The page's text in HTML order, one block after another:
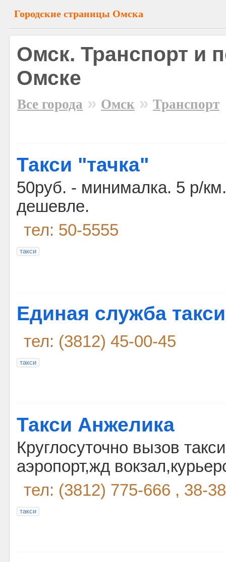
Городские страницы Омска
Омск. Транспорт и
Омске
Все города » Омск » Транспорт
Такси "тачка"
50руб. - минималка. 5 р/
дешевле.
тел: 50-5555
такси
Единая служба такси
тел: (3812) 45-00-45
такси
Такси Анжелика
Круглосуточно вызов
аэропорт,жд
тел: (3812) 775-666 , 38-
такси